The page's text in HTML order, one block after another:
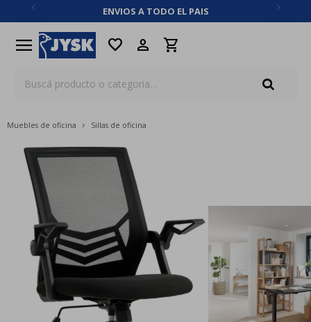
ENVIOS A TODO EL PAIS
menu favorite
Muebles de oficina Sillas de oficina
close